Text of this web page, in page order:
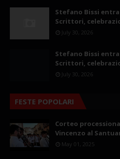
Stefano Bissi
Scrittori,
July 30, 2026
Stefano Bissi
Scrittori,
July 30, 2026
FESTE POPOLARI
Corteo
Vincenzo al
May 01, 2025